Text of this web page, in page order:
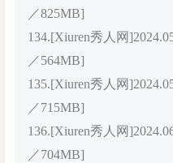
／825MB]
134.[Xiuren秀人网
／564MB]
135.[Xiuren秀人网
／715MB]
136.[Xiuren秀人网
／704MB]